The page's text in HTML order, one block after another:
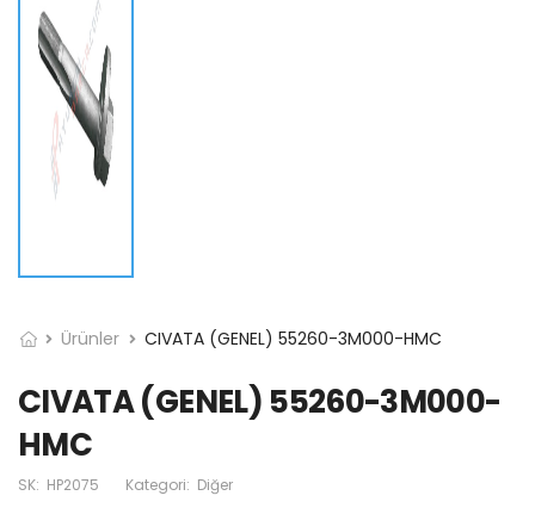
Ürünler CIVATA (GENEL) 55260-3M000-HMC
CIVATA (GENEL) 55260-3M000-
HMC
SK: HP2075 Kategori: Diğer